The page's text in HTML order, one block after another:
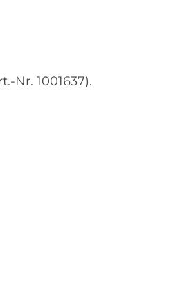
Nr. 1001637).